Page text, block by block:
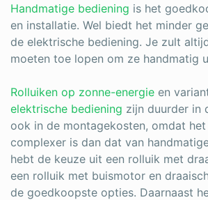
Handmatige bediening is het
en installatie. Wel biedt het minder
de elektrische bediening. Je zult
moeten toe lopen om ze handmatig
Rolluiken op zonne-energie en
elektrische bediening zijn duurder in
ook in de montagekosten, omdat
complexer is dan dat van
hebt de keuze uit een rolluik met
een rolluik met buismotor en
de goedkoopste opties. Daarnaast